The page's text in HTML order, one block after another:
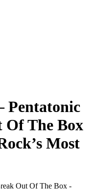
Pentatonic
The Box
Most